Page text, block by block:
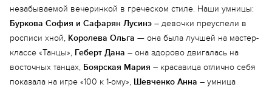
незабываемой вечеринкой в греческом стиле. Наши умницы:
Буркова София и Сафарян Лусинэ – девочки преуспели в
росписи хной, Королева Ольга — она была лучшей на мастер-
классе «Танцы», Геберт Дана – она здорово двигалась на
восточных танцах, Боярская Мария – красавица отлично себя
показала на игре «100 к 1-ому», Шевченко Анна – умница